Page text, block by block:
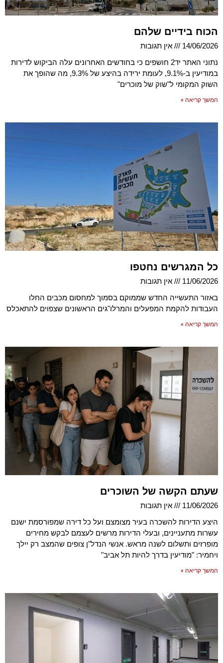
הכוח בידיים שלהם
14/06/2026
אין תגובות
נתוני האתר יד2 חושפים כי בחודשים האחרונים עלה הביקוש לדירות
במודיעין ב-9.1%, לעומת ירידה בהיצע של 9.3%, מה שהופך את
השוק המקומי ל"שוק של מוכרים"
המשך קריאה »
כל המגרשים נחטפו
11/06/2026
אין תגובות
באזור התעשייה החדש שממוקם בסמוך למחסום מכבים החלו
העבודות להקמת המפעלים והמרלו"גים הראשונים שצפוים להתאכלס
המשך קריאה »
שעתם הקשה של השוכרים
11/06/2026
אין תגובות
היצע הדירות להשכרה בעיר מצומצם ועל כל דירה שמפורסמת ישנם
עשרות מתעניינים, ובעלי הדירות מרשים לעצמם לבקש מחירים
מופרזים ותשלום לשנה מראש. אנשי הנדל"ן צופים שהמצב רק יילך
ויחמיר: "מודיעין בדרך להיות תל אביב"
המשך קריאה »